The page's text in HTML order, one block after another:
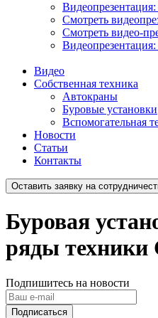
Смотреть
Смотреть видео-
Видео
Собственная техника
Автокраны
Буровые установки
Вспомогательная
Новости
Статьи
Контакты
Оставить заявку на
Буровая
ряды
Подпишитесь на новости